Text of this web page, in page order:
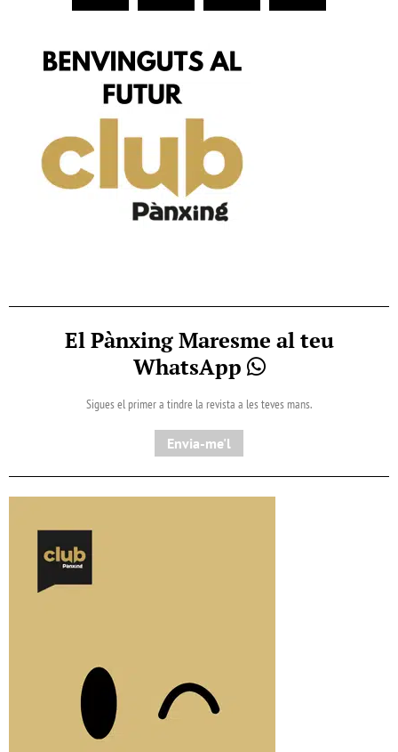
El Pànxing Maresme al teu
WhatsApp
Sigues el primer a tindre la revista a les teves mans.
Envia-me'l